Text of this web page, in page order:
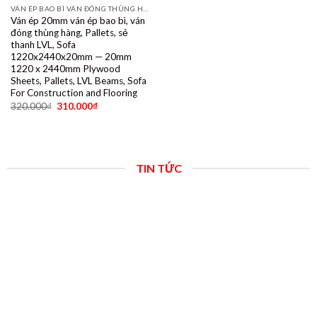
VÁN ÉP BAO BÌ VÁN ĐÓNG THÙNG HÀNG PALET SẺ THANH LVL SOFA VÁN LÓT SÀN GIÁ RẺ
Ván ép 20mm ván ép bao bì, ván
đóng thùng hàng, Pallets, sẻ
thanh LVL, Sofa
1220x2440x20mm — 20mm
1220 x 2440mm Plywood
Sheets, Pallets, LVL Beams, Sofa
For Construction and Flooring
320.000₫ 310.000₫
TIN TỨC